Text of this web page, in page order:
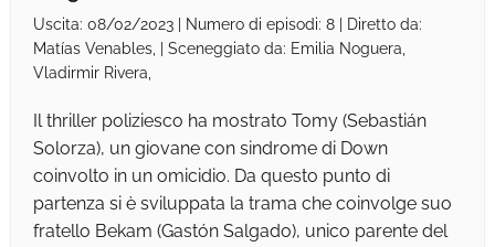
Uscita: 08/02/2023 | Numero di episodi: 8 | Diretto da:
Matías Venables, | Sceneggiato da: Emilia Noguera,
Vladirmir Rivera,
Il thriller poliziesco ha mostrato Tomy (Sebastián
Solorza), un giovane con sindrome di Down
coinvolto in un omicidio. Da questo punto di
partenza si è sviluppata la trama che coinvolge suo
fratello Bekam (Gastón Salgado), unico parente del